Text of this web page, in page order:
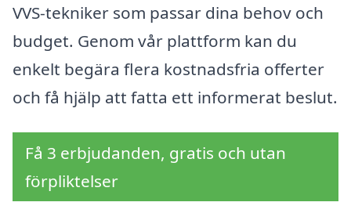
VVS-tekniker som passar dina behov och
budget. Genom vår plattform kan du
enkelt begära flera kostnadsfria offerter
och få hjälp att fatta ett informerat beslut.
Få 3 erbjudanden, gratis och utan
förpliktelser